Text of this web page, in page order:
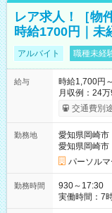
レア求人！［物
時給1700円｜未
アルバイト 職種未経
給与
時給1,700円
月収例：24万9900円（
り） 【試
交通費別
勤務地
愛知県岡崎市
愛知県岡崎市
パーソル
勤務時間
930～17:30
実働時間：7
は固定休です